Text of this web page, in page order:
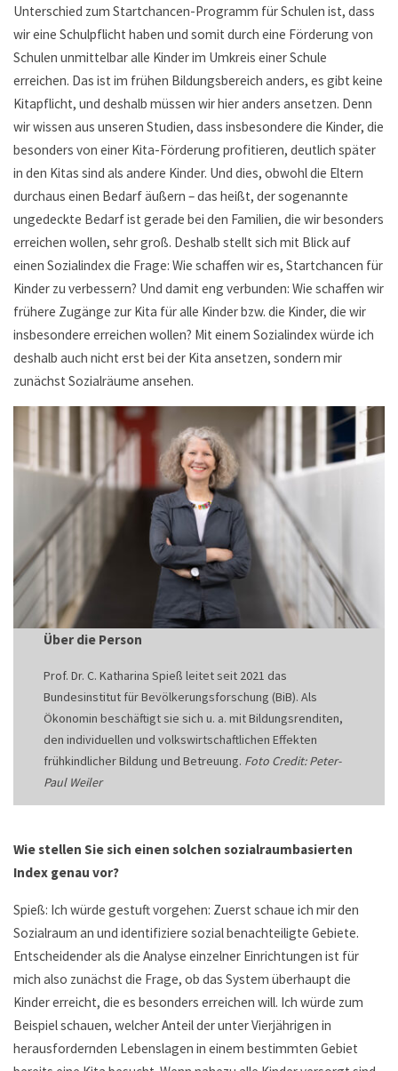
Unterschied zum Startchancen-Programm für Schulen ist, dass
wir eine Schulpflicht haben und somit durch eine Förderung von
Schulen unmittelbar alle Kinder im Umkreis einer Schule
erreichen. Das ist im frühen Bildungsbereich anders, es gibt keine
Kitapflicht, und deshalb müssen wir hier anders ansetzen. Denn
wir wissen aus unseren Studien, dass insbesondere die Kinder, die
besonders von einer Kita-Förderung profitieren, deutlich später
in den Kitas sind als andere Kinder. Und dies, obwohl die Eltern
durchaus einen Bedarf äußern – das heißt, der sogenannte
ungedeckte Bedarf ist gerade bei den Familien, die wir besonders
erreichen wollen, sehr groß. Deshalb stellt sich mit Blick auf
einen Sozialindex die Frage: Wie schaffen wir es, Startchancen für
Kinder zu verbessern? Und damit eng verbunden: Wie schaffen wir
frühere Zugänge zur Kita für alle Kinder bzw. die Kinder, die wir
insbesondere erreichen wollen? Mit einem Sozialindex würde ich
deshalb auch nicht erst bei der Kita ansetzen, sondern mir
zunächst Sozialräume ansehen.
Über die Person
Prof. Dr. C. Katharina Spieß leitet seit 2021 das
Bundesinstitut für Bevölkerungsforschung (BiB). Als
Ökonomin beschäftigt sie sich u. a. mit Bildungsrenditen,
den individuellen und volkswirtschaftlichen Effekten
frühkindlicher Bildung und Betreuung. Foto Credit: Peter-
Paul Weiler
Wie stellen Sie sich einen solchen sozialraumbasierten
Index genau vor?
Spieß: Ich würde gestuft vorgehen: Zuerst schaue ich mir den
Sozialraum an und identifiziere sozial benachteiligte Gebiete.
Entscheidender als die Analyse einzelner Einrichtungen ist für
mich also zunächst die Frage, ob das System überhaupt die
Kinder erreicht, die es besonders erreichen will. Ich würde zum
Beispiel schauen, welcher Anteil der unter Vierjährigen in
herausfordernden Lebenslagen in einem bestimmten Gebiet